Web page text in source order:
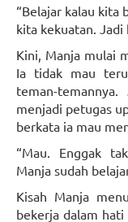
“Belajar kalau kita
kita kekuatan.
Kini, Manja mulai
Ia tidak mau
teman-
menjadi petugas
berkata ia mau
“Mau. Enggak
Manja sudah
Kisah Manja
bekerja dalam hati